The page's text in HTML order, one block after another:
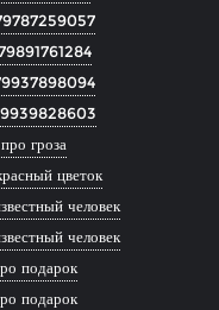
гроза
цветок
человек
человек
подарок
подарок